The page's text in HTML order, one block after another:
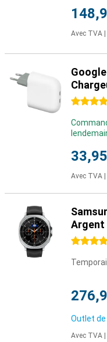
Avec TVA
Google
5 étoiles
Avec TVA
Argent
4.5
Outlet de
Avec TVA